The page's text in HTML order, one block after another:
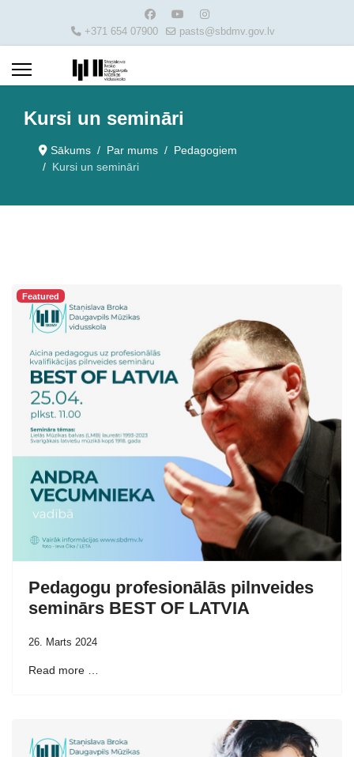
+371 654 07900 pasts@sbdmv.gov.lv
Kursi un semināri
Sākums Par mums
Pedagogiem
Kursi un semināri
Featured
Pedagogu profesionālās pilnveides
seminārs BEST OF LATVIA
26. Marts 2024
Read more …